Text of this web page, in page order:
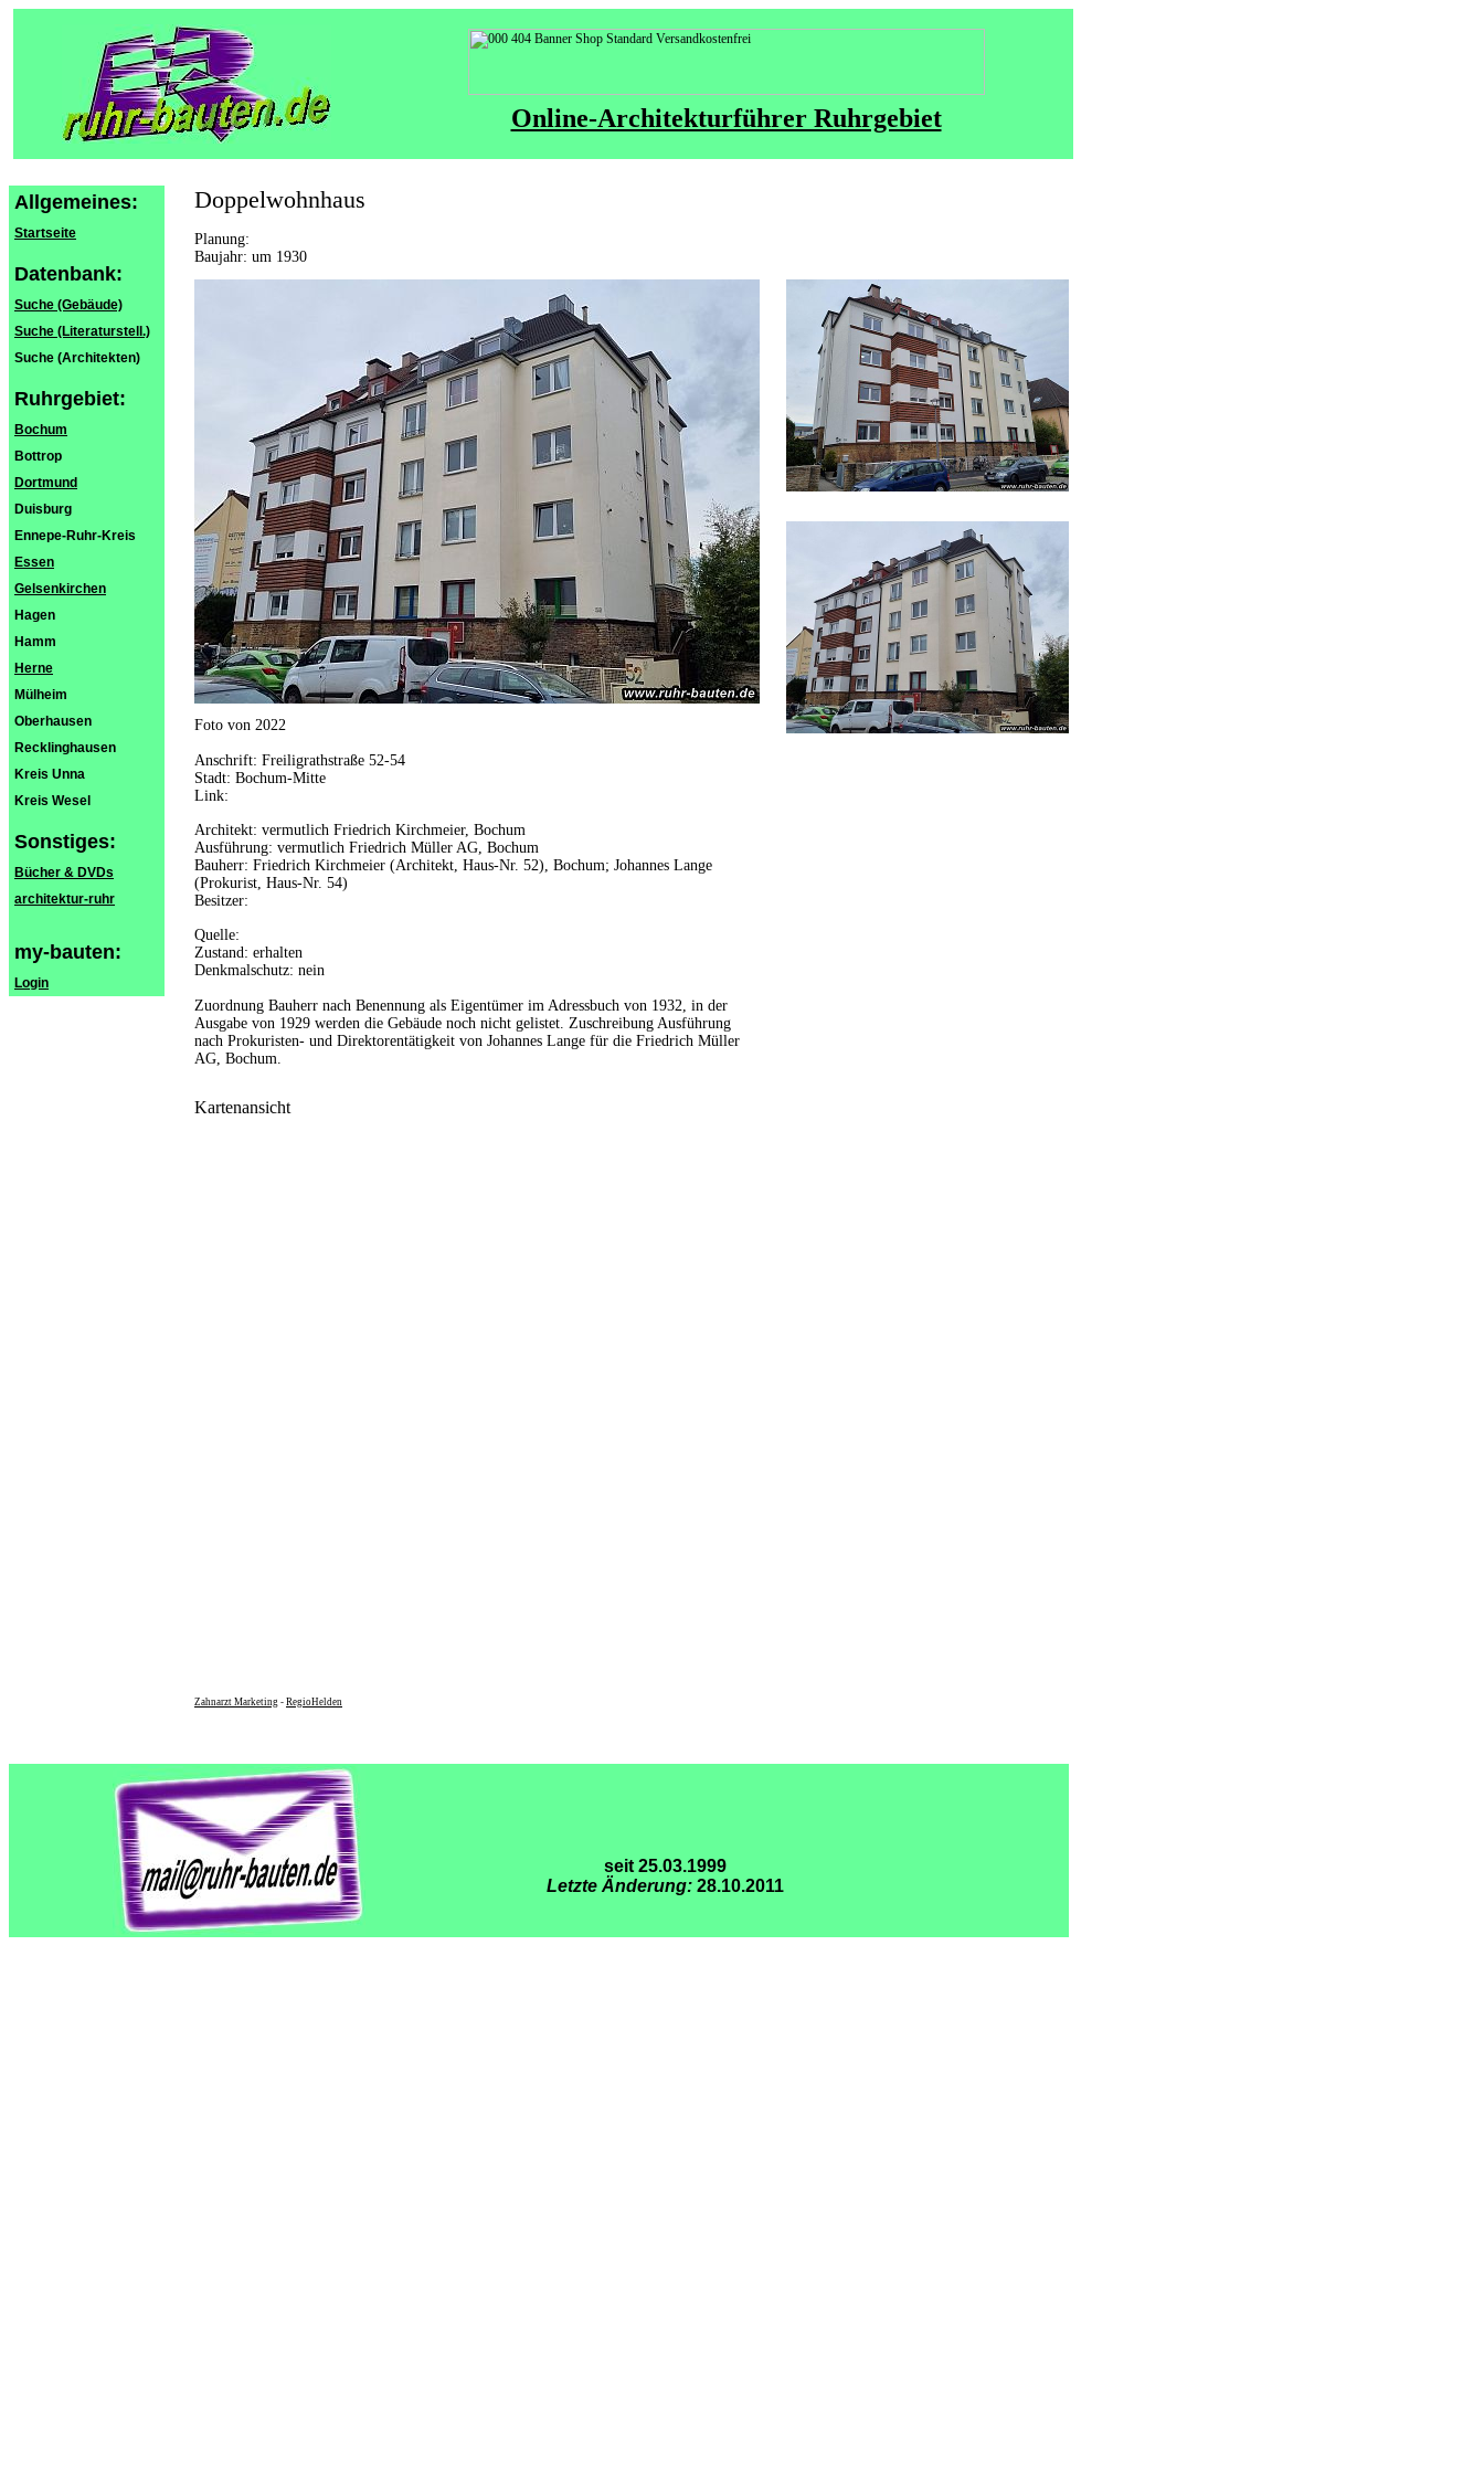
Online-Architekturführer Ruhrgebiet
Allgemeines:
Startseite
Datenbank:
Suche (Gebäude)
Suche (Literaturstell.)
Suche (Architekten)
Ruhrgebiet:
Bochum
Bottrop
Dortmund
Duisburg
Ennepe-Ruhr-Kreis
Essen
Gelsenkirchen
Hagen
Hamm
Herne
Mülheim
Oberhausen
Recklinghausen
Kreis Unna
Kreis Wesel
Sonstiges:
Bücher & DVDs
architektur-ruhr
my-bauten:
Login
Doppelwohnhaus
Planung:
Baujahr: um 1930
Foto von 2022
Anschrift: Freiligrathstraße 52-54
Stadt: Bochum-Mitte
Link:
Architekt: vermutlich Friedrich Kirchmeier, Bochum
Ausführung: vermutlich Friedrich Müller AG, Bochum
Bauherr: Friedrich Kirchmeier (Architekt, Haus-Nr. 52), Bochum; Johannes Lange
(Prokurist, Haus-Nr. 54)
Besitzer:
Quelle:
Zustand: erhalten
Denkmalschutz: nein
Zuordnung Bauherr nach Benennung als Eigentümer im Adressbuch von 1932, in der
Ausgabe von 1929 werden die Gebäude noch nicht gelistet. Zuschreibung Ausführung
nach Prokuristen- und Direktorentätigkeit von Johannes Lange für die Friedrich Müller
AG, Bochum.
Kartenansicht
Zahnarzt Marketing - RegioHelden
seit 25.03.1999
Letzte Änderung: 28.10.2011